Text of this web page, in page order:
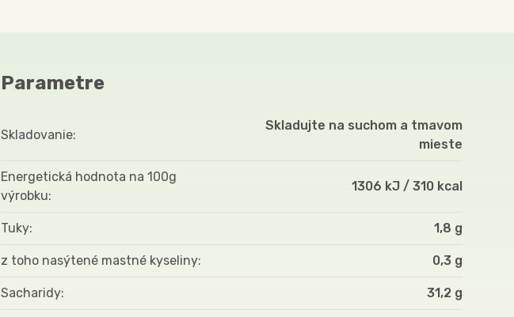
Parametre
Skladovanie
Skladujte na suchom a tmavom
mieste
Energetická hodnota na 100g
výrobku
1306 kJ / 310 kcal
Tuky 1,8 g
z toho nasýtené mastné kyseliny 0,3 g
Sacharidy 31,2 g